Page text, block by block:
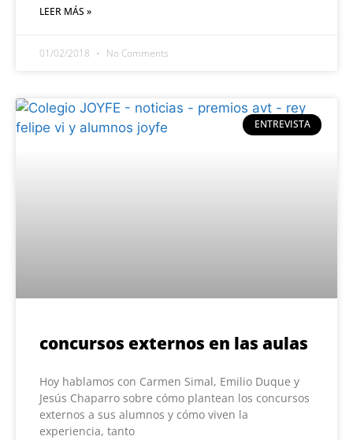
LEER MÁS »
01/02/2018 No Comments
ENTREVISTA
concursos externos en las aulas
Hoy hablamos con Carmen Simal, Emilio Duque y
Jesús Chaparro sobre cómo plantean los concursos
externos a sus alumnos y cómo viven la
experiencia, tanto